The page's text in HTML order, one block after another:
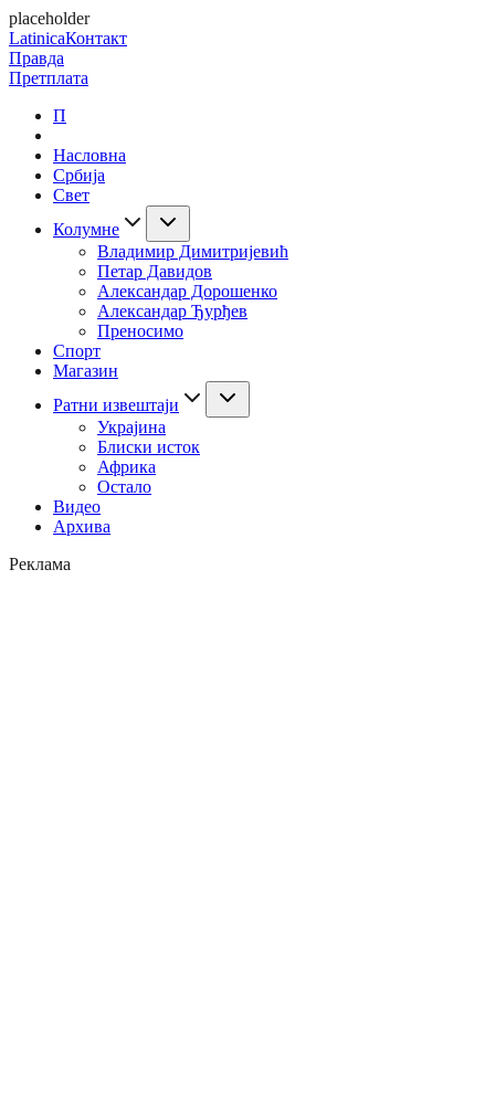
placeholder
LatinicaКонтакт
Правда
Претплата
П
Насловна
Србија
Свет
Колумне
Владимир Димитријевић
Петар Давидов
Александар Дорошенко
Александар Ђурђев
Преносимо
Спорт
Магазин
Ратни извештаји
Украјина
Блиски исток
Африка
Остало
Видео
Архива
Реклама